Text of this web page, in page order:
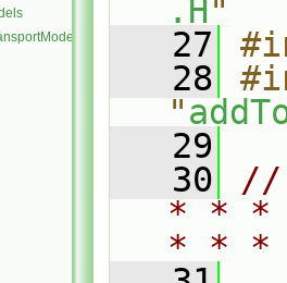
.H"
   27
   28
"
   29
   30
//
* * *
* *